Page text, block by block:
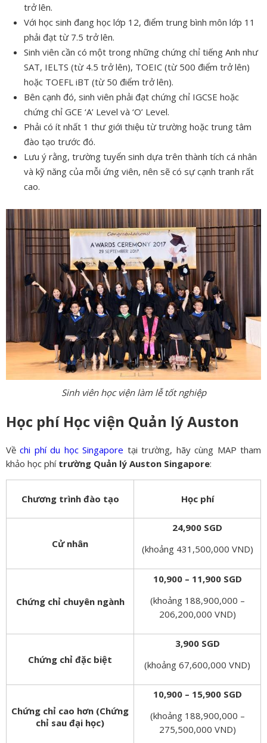
trở lên.
Với học sinh đang học lớp 12, điểm trung bình môn lớp 11
phải đạt từ 7.5 trở lên.
Sinh viên cần có một trong những chứng chỉ tiếng Anh như
SAT, IELTS (từ 4.5 trở lên), TOEIC (từ 500 điểm trở lên)
hoặc TOEFL iBT (từ 50 điểm trở lên).
Bên cạnh đó, sinh viên phải đạt chứng chỉ IGCSE hoặc
chứng chỉ GCE ‘A’ Level và ‘O’ Level.
Phải có ít nhất 1 thư giới thiệu từ trường hoặc trung tâm
đào tạo trước đó.
Lưu ý rằng, trường tuyển sinh dựa trên thành tích cá nhân
và kỹ năng của mỗi ứng viên, nên sẽ có sự cạnh tranh rất
cao.
Sinh viên học viện làm lễ tốt nghiệp
Học phí Học viện Quản lý Auston
Vềchi phí du học Singapore tại trường, hãy cùng MAP tham
khảo học phí trường Quản lý Auston Singapore:
Chương trình đào tạo Học phí
Cử nhân
24,900 SGD
(khoảng 431,500,000 VND)
Chứng chỉ chuyên ngành
10,900 – 11,900 SGD
(khoảng 188,900,000 –
206,200,000 VND)
Chứng chỉ đặc biệt
3,900 SGD
(khoảng 67,600,000 VND)
Chứng chỉ cao hơn (Chứng
chỉ sau đại học)
10,900 – 15,900 SGD
(khoảng 188,900,000 –
275,500,000 VND)